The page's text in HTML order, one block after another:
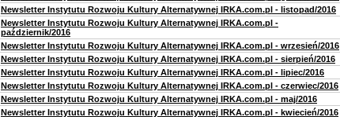
Newsletter Instytutu Rozwoju Kultury Alternatywnej IRKA.com.pl - listopad/2016
Newsletter Instytutu Rozwoju Kultury Alternatywnej IRKA.com.pl -
październik/2016
Newsletter Instytutu Rozwoju Kultury Alternatywnej IRKA.com.pl - wrzesień/2016
Newsletter Instytutu Rozwoju Kultury Alternatywnej IRKA.com.pl - sierpień/2016
Newsletter Instytutu Rozwoju Kultury Alternatywnej IRKA.com.pl - lipiec/2016
Newsletter Instytutu Rozwoju Kultury Alternatywnej IRKA.com.pl - czerwiec/2016
Newsletter Instytutu Rozwoju Kultury Alternatywnej IRKA.com.pl - maj/2016
Newsletter Instytutu Rozwoju Kultury Alternatywnej IRKA.com.pl - kwiecień/2016